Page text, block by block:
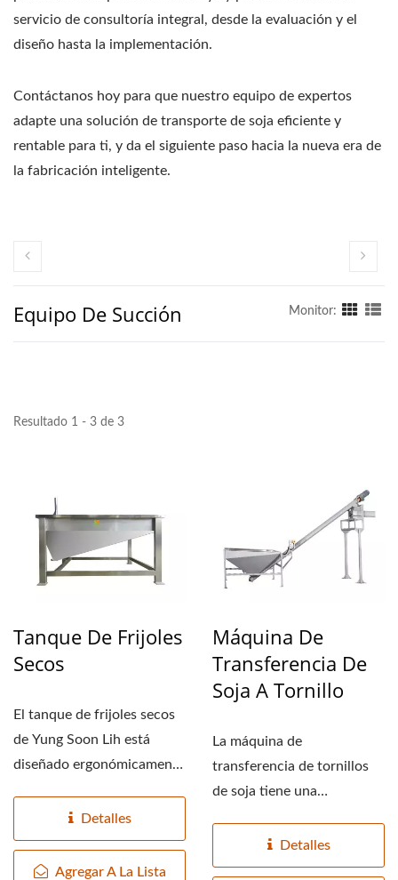
servicio de consultoría integral, desde la evaluación y el
diseño hasta la implementación.
Contáctanos hoy para que nuestro equipo de expertos
adapte una solución de transporte de soja eficiente y
rentable para ti, y da el siguiente paso hacia la nueva era de
la fabricación inteligente.
Equipo De Succión Monitor:
Resultado 1 - 3 de 3
Tanque De Frijoles
Secos
El tanque de frijoles secos
de Yung Soon Lih está
diseñado ergonómicamente
Detalles
Agregar A La Lista
Máquina De
Transferencia De
Soja A Tornillo
La máquina de
transferencia de tornillos
de soja tiene una
costo y es fácil...
Detalles